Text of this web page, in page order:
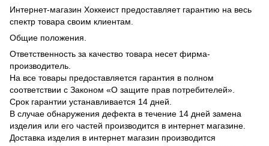
Интернет-магазин Хоккеист предоставляет гарантию на весь
спектр товара своим клиентам.
Общие положения.
Ответственность за качество товара несет фирма-
производитель.
На все товары предоставляется гарантия в полном
соответствии с Законом «О защите прав потребителей».
Срок гарантии устанавливается 14 дней.
В случае обнаружения дефекта в течение 14 дней замена
изделия или его частей производится в интернет магазине.
Доставка изделия в интернет магазин производится